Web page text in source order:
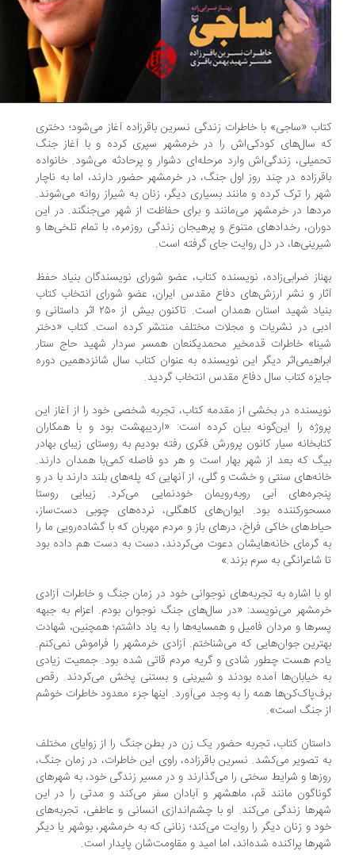
«ساجی» با خاطرات زندگی نسرین باقرزاده آغاز می‌شود؛ دختری
سال‌های کودکی‌اش را در خرمشهر سپری کرده و با آغاز جنگ
زندگی‌اش وارد مرحله‌ای دشوار و پرحادثه می‌شود. خانواده
در چند روز اول جنگ، در خرمشهر حضور دارند، اما به ناچار
را ترک کرده و مانند بسیاری دیگر، زنان به شیراز روانه می‌شوند.
در خرمشهر می‌مانند و برای حفاظت از شهر می‌جنگند. در این
رخدادهای متنوع و پرهیجان زندگی روزمره، با تمام تلخی‌ها و
در دل روایت جای گرفته است.
ضرابی‌زاده، نویسنده کتاب، عضو شورای نویسندگان بنیاد حفظ
آثار و نشر ارزش‌‎های دفاع مقدس ایران، عضو شورای انتخاب کتاب
بنیاد شهید استان همدان است. تاکنون بیش از ۲۵۰ اثر داستانی و
در نشریات و مجلات مختلف منتشر کرده است. کتاب «دختر
شینا» خاطرات قدم‎خیر محمدی‎کنعان همسر سردار شهید حاج ستار
دیگر این نویسنده به عنوان کتاب سال شانزدهمین دوره
کتاب سال دفاع مقدس انتخاب گردید.
در بخشی از مقدمه کتاب، تجربه شخصی خود را از آغاز این
را این‌گونه بیان کرده است: «اردیبهشت بود و با همکاران
سیار کانون پرورش فکری رفته بودیم به روستای زیبای بهادر
که بعد از شهر بهار است و هر دو فاصله کمی‌با همدان دارند.
سنتی و خشت و گلی، از آنهایی که پله‌های بلند دارند با در و
آبی روبه‌رویمان خودنمایی می‌کرد. زیبایی روستا
بود. ایوان‌های کاهگلی، نرده‌های چوبی دست‌ساز،
خاکی فراخ، درهای باز و مردم مهربان که با گشاده‌رویی ما را
گرمای خانه‌هایشان دعوت می‌کردند، دست به دست هم داده بود
شاعرانگی به سرم بزند.»
با اشاره به تجربه‌های نوجوانی خود در زمان جنگ و خاطرات آزادی
می‌نویسد: «در سال‌های جنگ نوجوان بودم. اعزام به جبهه
و مردان فامیل و همسایه‌ها را به یاد داشتم؛ همچنین، شهادت
جوان‌هایی که می‌شناختم. آزادی خرمشهر را فراموش نمی‌کنم.
هست چطور شادی و گریه مردم قاتی شده بود. جمعیت زیادی
خیابان‌ها آمده بودند و شیرینی و بستنی پخش می‌کردند. رقص
همه را به وجد می‌آورد. اینها جزء معدود خاطرات خوشم
جنگ است».
کتاب، تجربه حضور یک زن در بطن جنگ را از زوایای مختلف
تصویر می‌کشد. نسرین باقرزاده، راوی این خاطرات، در زمان جنگ،
و شرایط سختی را می‌گذارند و در مسیر زندگی خود، به شهرهای
مانند قم، ماهشهر و آبادان سفر می‌کند و مدتی را در این
زندگی می‌کند. او با چشم‌اندازی انسانی و عاطفی، تجربه‌های
و زنان دیگر را روایت می‌کند؛ زنانی که به خرمشهر، بوشهر یا دیگر
پراکنده شده‌اند، اما امید و مقاومت‌شان پایدار است.